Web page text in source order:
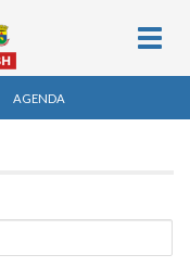
AGENDA